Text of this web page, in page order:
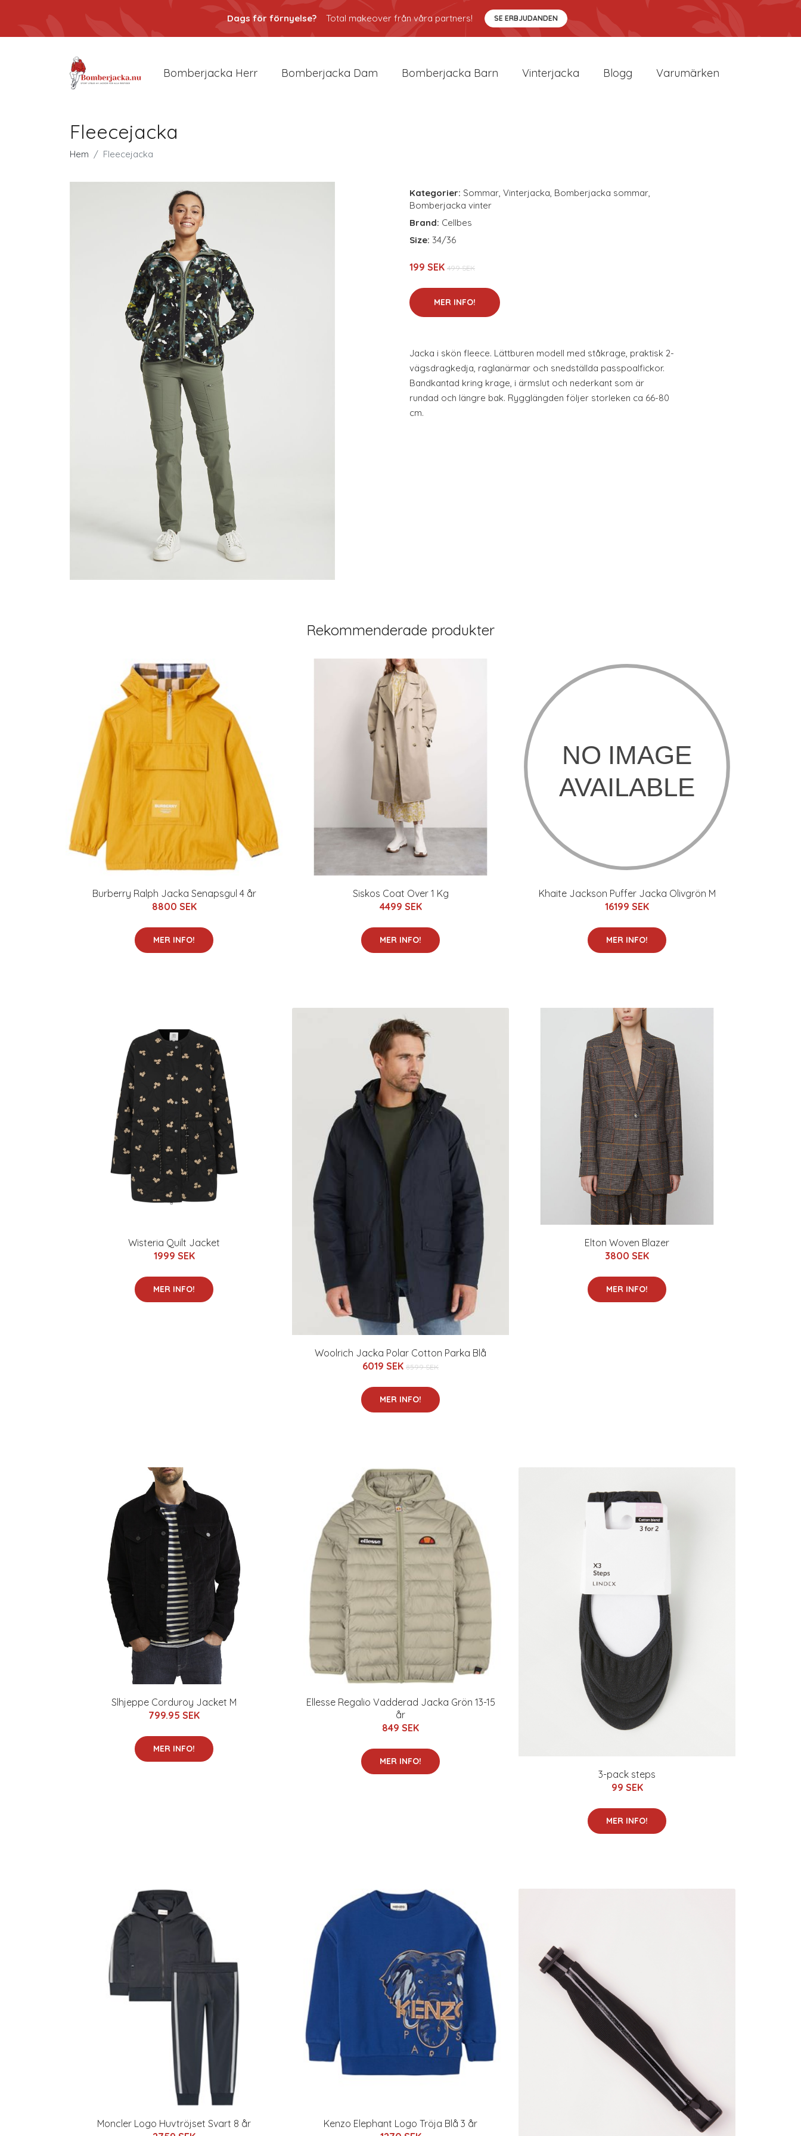
Dags för förnyelse? Total makeover från våra partners! SE ERBJUDANDEN
Bomberjacka Herr Bomberjacka Dam Bomberjacka Barn Vinterjacka Blogg Varumärken
Fleecejacka
Hem Fleecejacka
Kategorier: Sommar, Vinterjacka, Bomberjacka sommar,
Bomberjacka vinter
Brand: Cellbes
Size: 34/36
199 SEK 499 SEK
MER INFO!
Jacka i skön fleece. Lättburen modell med ståkrage, praktisk 2-
vägsdragkedja, raglanärmar och snedställda passpoalfickor.
Bandkantad kring krage, i ärmslut och nederkant som är
rundad och längre bak. Rygglängden följer storleken ca 66-80
cm.
Rekommenderade produkter
Burberry Ralph Jacka Senapsgul 4 år
8800 SEK
MER INFO!
Siskos Coat Over 1 Kg
4499 SEK
MER INFO!
Khaite Jackson Puffer Jacka Olivgrön M
16199 SEK
MER INFO!
Wisteria Quilt Jacket
1999 SEK
MER INFO!
Woolrich Jacka Polar Cotton Parka Blå
6019 SEK 8599 SEK
MER INFO!
Elton Woven Blazer
3800 SEK
MER INFO!
Slhjeppe Corduroy Jacket M
799.95 SEK
MER INFO!
Ellesse Regalio Vadderad Jacka Grön 13-15
år
849 SEK
MER INFO!
3-pack steps
99 SEK
MER INFO!
Moncler Logo Huvtröjset Svart 8 år
Kenzo Elephant Logo Tröja Blå 3 år